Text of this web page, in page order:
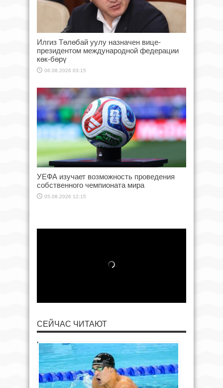
Илгиз Төлөбай уулу назначен вице-
президентом международной федерации
көк-бөрү
06.08.2026 03:15
УЕФА изучает возможность проведения
собственного чемпионата мира
05.08.2026 12:15
СЕЙЧАС ЧИТАЮТ